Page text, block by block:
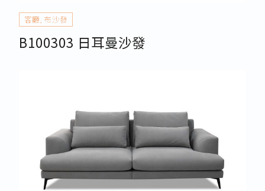
客廳 ,布沙發
B100303 日耳曼沙發